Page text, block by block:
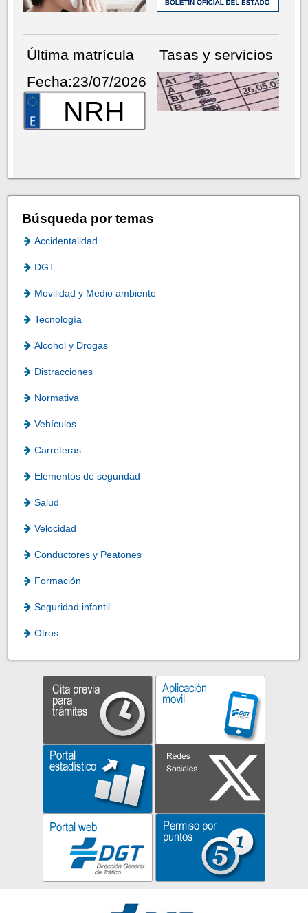
Última matrícula
Fecha:23/07/2026
NRH
Tasas y servicios
Búsqueda por temas
Accidentalidad
DGT
Movilidad y Medio ambiente
Tecnología
Alcohol y Drogas
Distracciones
Normativa
Vehículos
Carreteras
Elementos de seguridad
Salud
Velocidad
Conductores y Peatones
Formación
Seguridad infantil
Otros